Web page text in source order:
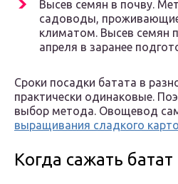
Высев семян в почву.
садоводы,
климатом. Высев семян
апреля в заранее
Сроки посадки батата в
практически одинаковые.
выбор метода. Овощевод
выращивания сладкого
Когда сажать батат